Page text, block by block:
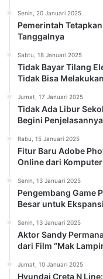
Senin, 20 Januari 2025
Pemerintah
Tanggalnya
Sabtu, 18 Januari 2025
Tidak Bayar Tilang
Tidak Bisa
Jumat, 17 Januari 2025
Tidak Ada Libur
Begini
Rabu, 15 Januari 2025
Fitur Baru Adobe
Online dari
Senin, 13 Januari 2025
Pengembang Game
Besar untuk
Senin, 13 Januari 2025
Aktor Sandy
dari Film “Mak
Jumat, 10 Januari 2025
Hyundai Creta N